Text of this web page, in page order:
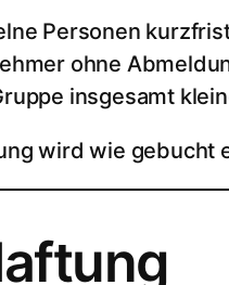
Personen
ohne
insgesamt
wird wie gebucht